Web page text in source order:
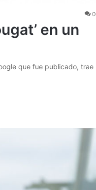
0
en un
que fue publicado, trae